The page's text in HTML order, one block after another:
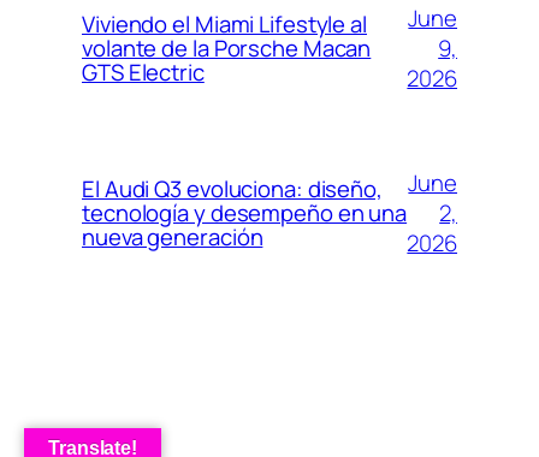
Viviendo el Miami Lifestyle al
volante de la Porsche Macan
GTS Electric
June
9,
2026
El Audi Q3 evoluciona: diseño,
tecnología y desempeño en una
nueva generación
June
2,
2026
Translate!